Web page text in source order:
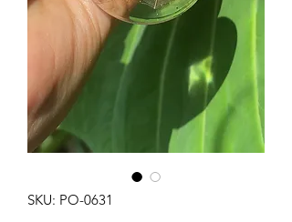
SKU: PO-0631